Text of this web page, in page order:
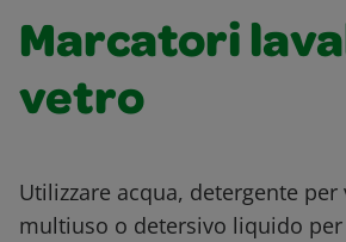
Marcatori
vetro
Utilizzare acqua, detergente
multiuso o detersivo liquido